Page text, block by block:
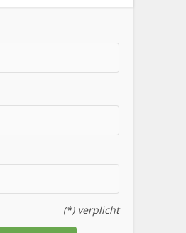
(*) verplicht